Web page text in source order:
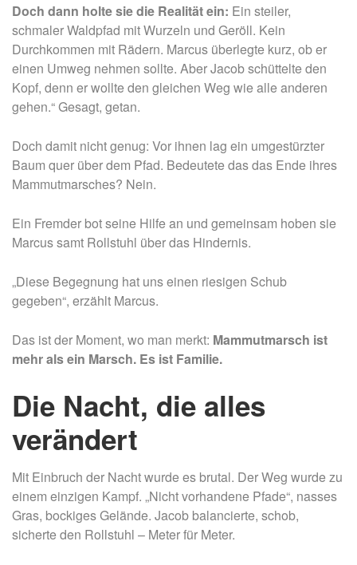
Doch dann holte sie die Realität ein: Ein steiler,
schmaler Waldpfad mit Wurzeln und Geröll. Kein
Durchkommen mit Rädern. Marcus überlegte kurz, ob er
einen Umweg nehmen sollte. Aber Jacob schüttelte den
Kopf, denn er wollte den gleichen Weg wie alle anderen
gehen.“ Gesagt, getan.
Doch damit nicht genug: Vor ihnen lag ein umgestürzter
Baum quer über dem Pfad. Bedeutete das das Ende ihres
Mammutmarsches? Nein.
Ein Fremder bot seine Hilfe an und gemeinsam hoben sie
Marcus samt Rollstuhl über das Hindernis.
„Diese Begegnung hat uns einen riesigen Schub
gegeben“, erzählt Marcus.
Das ist der Moment, wo man merkt: Mammutmarsch ist
mehr als ein Marsch. Es ist Familie.
Die Nacht, die alles
verändert
Mit Einbruch der Nacht wurde es brutal. Der Weg wurde zu
einem einzigen Kampf. „Nicht vorhandene Pfade“, nasses
Gras, bockiges Gelände. Jacob balancierte, schob,
sicherte den Rollstuhl – Meter für Meter.